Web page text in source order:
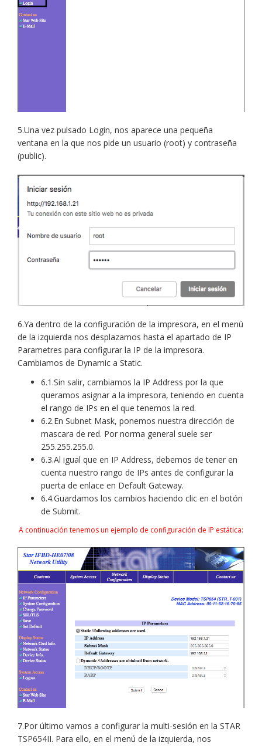
5.Una vez pulsado Login, nos aparece una pequeña
ventana en la que nos pide un usuario (root) y contraseña
(public).
6.Ya dentro de la configuración de la impresora, en el menú
de la izquierda nos desplazamos hasta el apartado de IP
Parametres para configurar la IP de la impresora.
Cambiamos de Dynamic a Static.
6.1.Sin salir, cambiamos la IP Address por la que
queramos asignar a la impresora, teniendo en cuenta
el rango de IPs en el que tenemos la red.
6.2.En Subnet Mask, ponemos nuestra dirección de
mascara de red. Por norma general suele ser
255.255.255.0.
6.3.Al igual que en IP Address, debemos de tener en
cuenta nuestro rango de IPs antes de configurar la
puerta de enlace en Default Gateway.
6.4.Guardamos los cambios haciendo clic en el botón
de Submit.
A continuación tenemos un ejemplo de configuración de IP estática:
7.Por último vamos a configurar la multi-sesión en la STAR
TSP654II. Para ello, en el menú de la izquierda, nos